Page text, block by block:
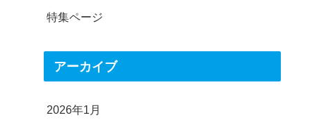
特集ページ
アーカイブ
2026年1月